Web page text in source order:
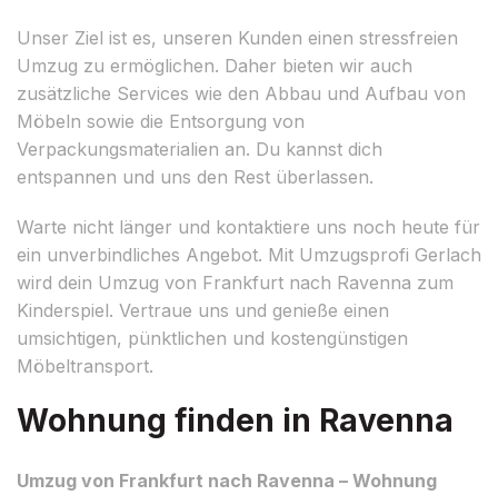
Unser Ziel ist es, unseren Kunden einen stressfreien
Umzug zu ermöglichen. Daher bieten wir auch
zusätzliche Services wie den Abbau und Aufbau von
Möbeln sowie die Entsorgung von
Verpackungsmaterialien an. Du kannst dich
entspannen und uns den Rest überlassen.
Warte nicht länger und kontaktiere uns noch heute für
ein unverbindliches Angebot. Mit Umzugsprofi Gerlach
wird dein Umzug von Frankfurt nach Ravenna zum
Kinderspiel. Vertraue uns und genieße einen
umsichtigen, pünktlichen und kostengünstigen
Möbeltransport.
Wohnung finden in Ravenna
Umzug von Frankfurt nach Ravenna – Wohnung